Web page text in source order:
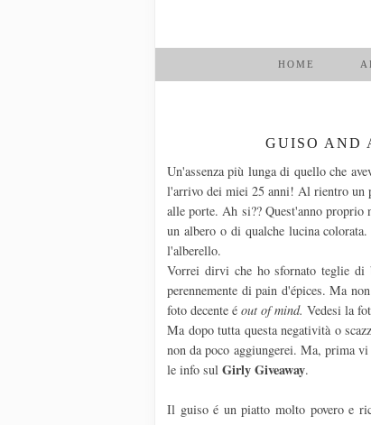
HOME
GUISO AND
Un'assenza più lunga di quello che
l'arrivo dei miei 25 anni! Al rientro un
alle porte. Ah si?? Quest'anno proprio
un albero o di qualche lucina
l'alberello.
Vorrei dirvi che ho sfornato teglie di
perennemente di pain d'épices. Ma
foto decente é out of mind. Vedesi la
Ma dopo tutta questa negatività o
non da poco aggiungerei. Ma, prima
le info sul GirlyGiveaway.
Il guiso é un piatto molto povero e